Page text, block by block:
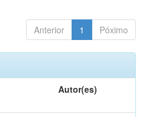
Anterior 1 Póximo
Autor(es)